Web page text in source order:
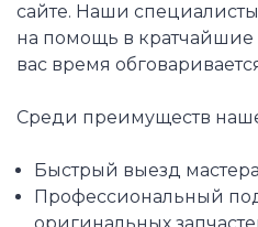
сайте. Наши
на помощь в кратчайшие
вас время
Среди преимуществ
Быстрый выезд
Профессиональный